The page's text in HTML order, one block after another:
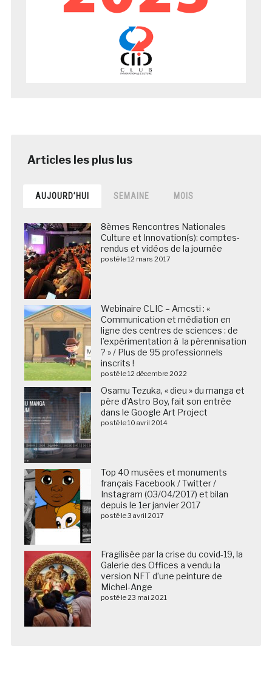
AUJOURD’HUI SEMAINE MOIS
8èmes Rencontres Nationales
Culture et Innovation(s): comptes-
rendus et vidéos de la journée
posté le 12 mars 2017
Webinaire CLIC – Amcsti : «
Communication et médiation en
ligne des centres de sciences : de
l’expérimentation à la pérennisation
? » / Plus de 95 professionnels
inscrits !
posté le 12 décembre 2022
Osamu Tezuka, « dieu » du manga et
père d’Astro Boy, fait son entrée
dans le Google Art Project
posté le 10 avril 2014
Top 40 musées et monuments
français Facebook / Twitter /
Instagram (03/04/2017) et bilan
depuis le 1er janvier 2017
posté le 3 avril 2017
Fragilisée par la crise du covid-19, la
Galerie des Offices a vendu la
version NFT d’une peinture de
Michel-Ange
posté le 23 mai 2021